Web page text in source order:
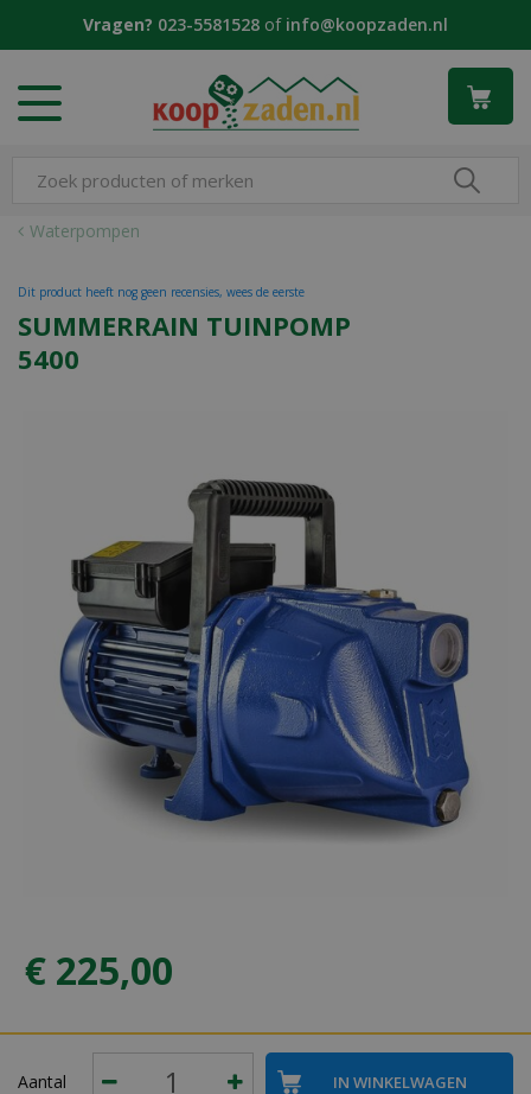
Waterpompen
Vragen? 023-5581528 of info@koopzaden.nl
SUMMERRAIN TUINPOMP
5400
Dit product heeft nog geen recensies, wees de eerste
€ 225,00
Aantal